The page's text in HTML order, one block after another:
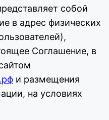
собой
в адрес физических
Соглашение, в
и размещения
на условиях